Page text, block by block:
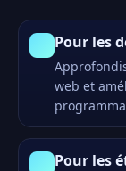
Pour les
web et
Pour les